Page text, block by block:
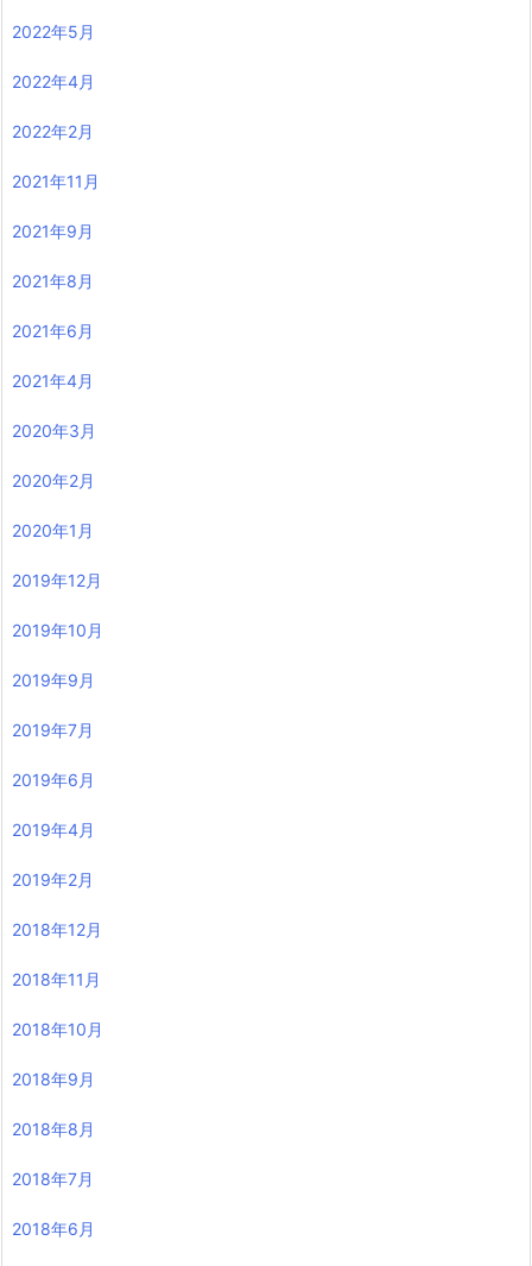
2022年5月
2022年4月
2022年2月
2021年11月
2021年9月
2021年8月
2021年6月
2021年4月
2020年3月
2020年2月
2020年1月
2019年12月
2019年10月
2019年9月
2019年7月
2019年6月
2019年4月
2019年2月
2018年12月
2018年11月
2018年10月
2018年9月
2018年8月
2018年7月
2018年6月